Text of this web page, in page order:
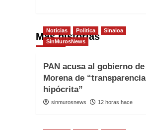
Más historias
Noticias Politica
Sinaloa
SinMurosNews
PAN acusa al gobierno de
Morena de “transparencia
hipócrita”
sinmurosnews 12 horas hace